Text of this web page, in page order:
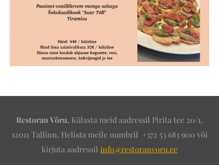
Restoran Võru. Külasta meid aadressil Pirita tee 20/1,
12011 Tallinn. Helista meile numbril +372 53 683 900 või
kirjuta aadressil info@restoranvoru.ee